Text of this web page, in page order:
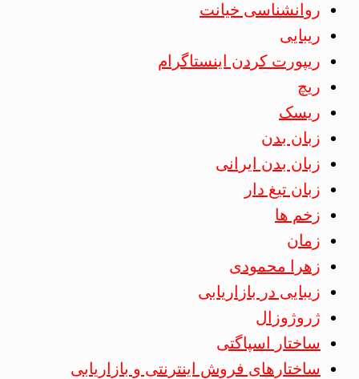
روانشناسی خیانت
ریبایی
ریپورت کردن اینستاگرام
ریچ
ریسک
زبان بدن
زبان بدن ایرانی
زبان تیغ دار
زخم ها
زمان
زهرا محمودی
زیبایی در بازاریابی
ژروژوزال
ساختار اسپاگتی
ساختارهای فروش اینترنتی و بازاریابی